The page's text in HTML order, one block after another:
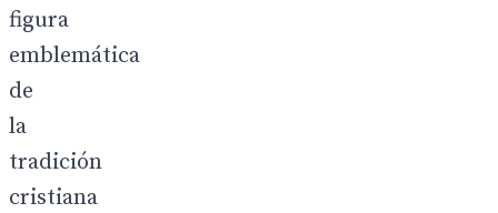
figura
emblemática
de
la
tradición
cristiana